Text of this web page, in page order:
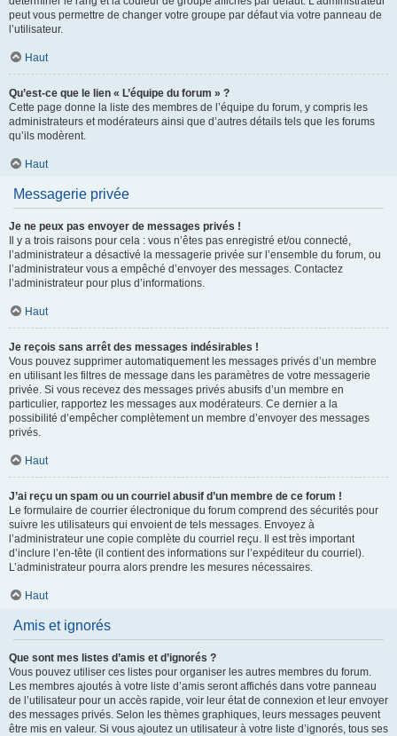
peut vous permettre de changer votre groupe par défaut via votre panneau de
l’utilisateur.
Haut
Qu’est-ce que le lien « L’équipe du forum » ?
Cette page donne la liste des membres de l’équipe du forum, y compris les
administrateurs et modérateurs ainsi que d’autres détails tels que les forums
qu’ils modèrent.
Haut
Messagerie privée
Je ne peux pas envoyer de messages privés !
Il y a trois raisons pour cela : vous n’êtes pas enregistré et/ou connecté,
l’administrateur a désactivé la messagerie privée sur l’ensemble du forum, ou
l’administrateur vous a empêché d’envoyer des messages. Contactez
l’administrateur pour plus d’informations.
Haut
Je reçois sans arrêt des messages indésirables !
Vous pouvez supprimer automatiquement les messages privés d’un membre
en utilisant les filtres de message dans les paramètres de votre messagerie
privée. Si vous recevez des messages privés abusifs d’un membre en
particulier, rapportez les messages aux modérateurs. Ce dernier a la
possibilité d’empêcher complètement un membre d’envoyer des messages
privés.
Haut
J’ai reçu un spam ou un courriel abusif d’un membre de ce forum !
Le formulaire de courrier électronique du forum comprend des sécurités pour
suivre les utilisateurs qui envoient de tels messages. Envoyez à
l’administrateur une copie complète du courriel reçu. Il est très important
d’inclure l’en-tête (il contient des informations sur l’expéditeur du courriel).
L’administrateur pourra alors prendre les mesures nécessaires.
Haut
Amis et ignorés
Que sont mes listes d’amis et d’ignorés ?
Vous pouvez utiliser ces listes pour organiser les autres membres du forum.
Les membres ajoutés à votre liste d’amis seront affichés dans votre panneau
de l’utilisateur pour un accès rapide, voir leur état de connexion et leur envoyer
des messages privés. Selon les thèmes graphiques, leurs messages peuvent
être mis en valeur. Si vous ajoutez un utilisateur à votre liste d’ignorés, tous ses